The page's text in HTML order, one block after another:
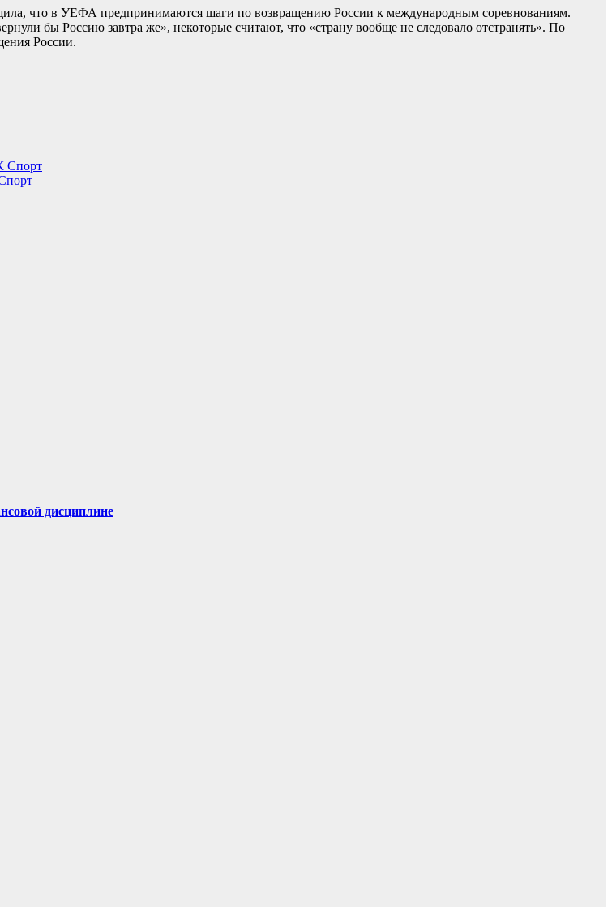
что в УЕФА предпринимаются шаги по возвращению России к международным соревнованиям.
бы Россию завтра же», некоторые считают, что «страну вообще не следовало отстранять». По
России.
Спорт
дисциплине